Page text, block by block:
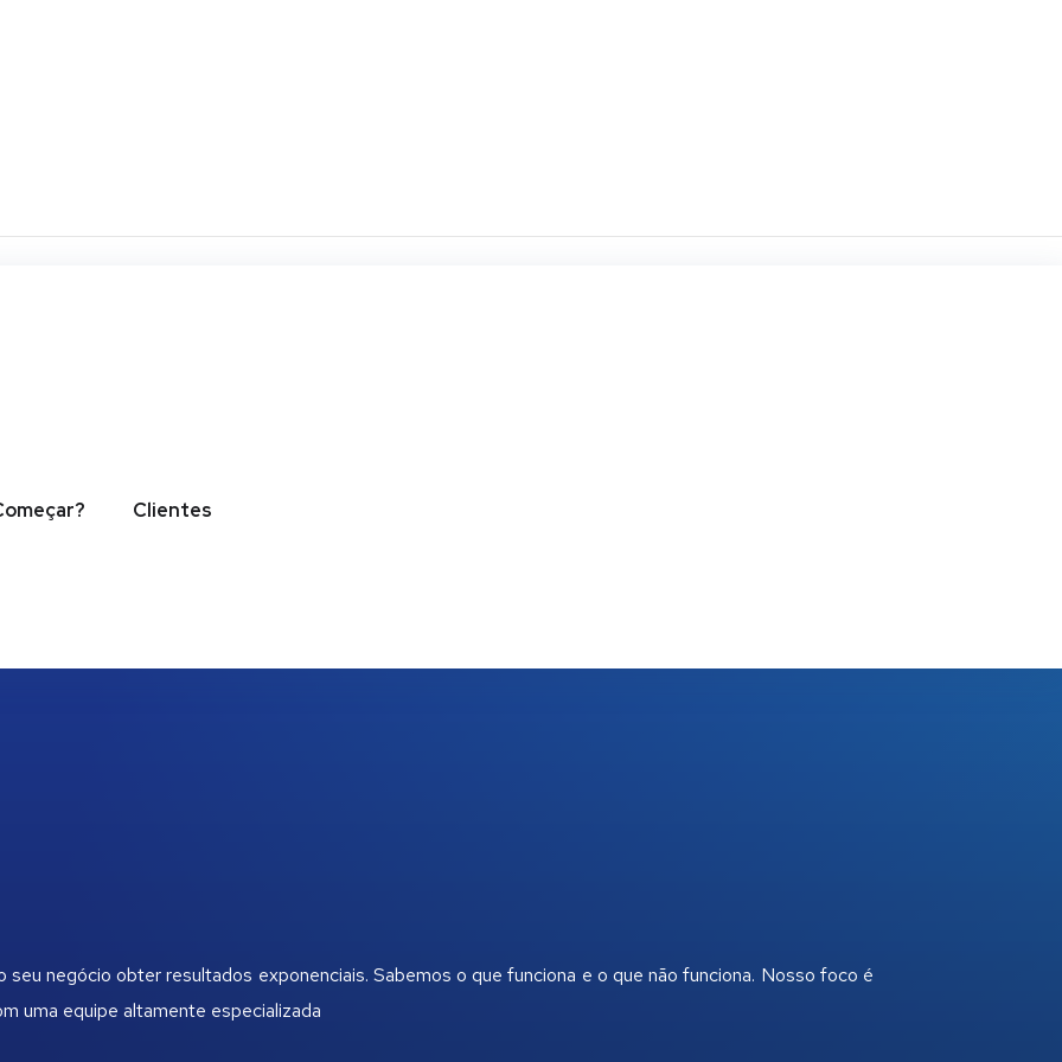
Clientes
dolor sit amet, consectetur adipiscing elit. Ut
pulvinar dapibus leo.
negócio obter resultados exponenciais. Sabemos o que funciona e o que não funciona. Nosso foco é
uma equipe altamente especializada